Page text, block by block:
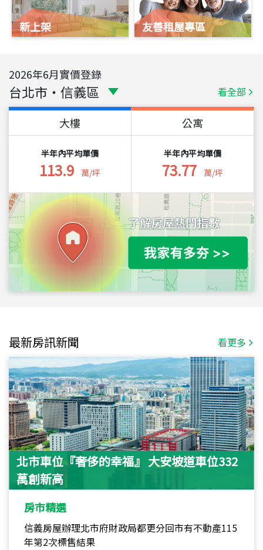
新上架 友善租屋專區
2026年6月實價登錄
台北市 ・ 信義區 看全部
大樓
半年內平均單價
113.9 萬/坪
公寓
半年內平均單價
73.77 萬/坪
最新房訊新聞 看更多
北市車位『奢侈的幸福』 大安坡道車位332
萬創新高
房市精選
信義房屋辦理北市府財政局都更分回市有不動產115
年第2次標售結果